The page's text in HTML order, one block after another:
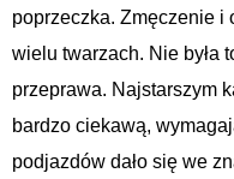
poprzeczka. Zmęczenie i
wielu twarzach. Nie była
przeprawa. Najstarszym
bardzo ciekawą,
podjazdów dało się we